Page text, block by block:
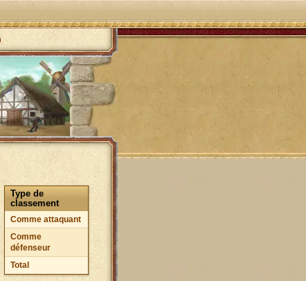
Type de
classement
Comme attaquant
Comme
défenseur
Total